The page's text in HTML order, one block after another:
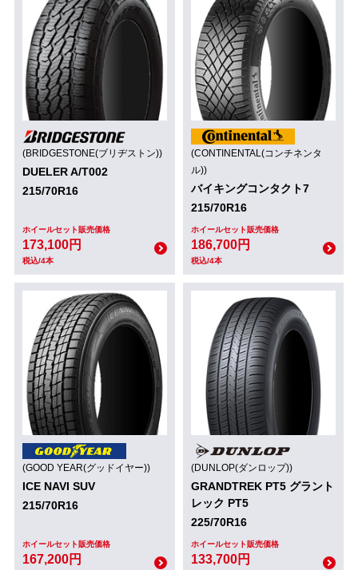
(BRIDGESTONE(ブリヂストン))
DUELER A/T002
215/70R16
ホイールセット販売価格
173,100円
税込/4本
(CONTINENTAL(コンチネンタ
ル))
バイキングコンタクト7
215/70R16
ホイールセット販売価格
186,700円
税込/4本
(GOOD YEAR(グッドイヤー))
ICE NAVI SUV
215/70R16
ホイールセット販売価格
167,200円
(DUNLOP(ダンロップ))
GRANDTREK PT5 グラント
レック PT5
225/70R16
ホイールセット販売価格
133,700円